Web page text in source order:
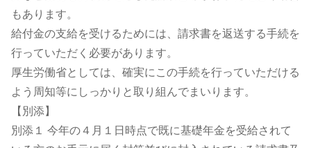
もあります。
給付金の支給を受けるためには、請求書を返送する手続を
行っていただく必要があります。
厚生労働省としては、確実にこの手続を行っていただける
よう周知等にしっかりと取り組んでまいります。
【別添】
別添１ 今年の４月１日時点で既に基礎年金を受給されて